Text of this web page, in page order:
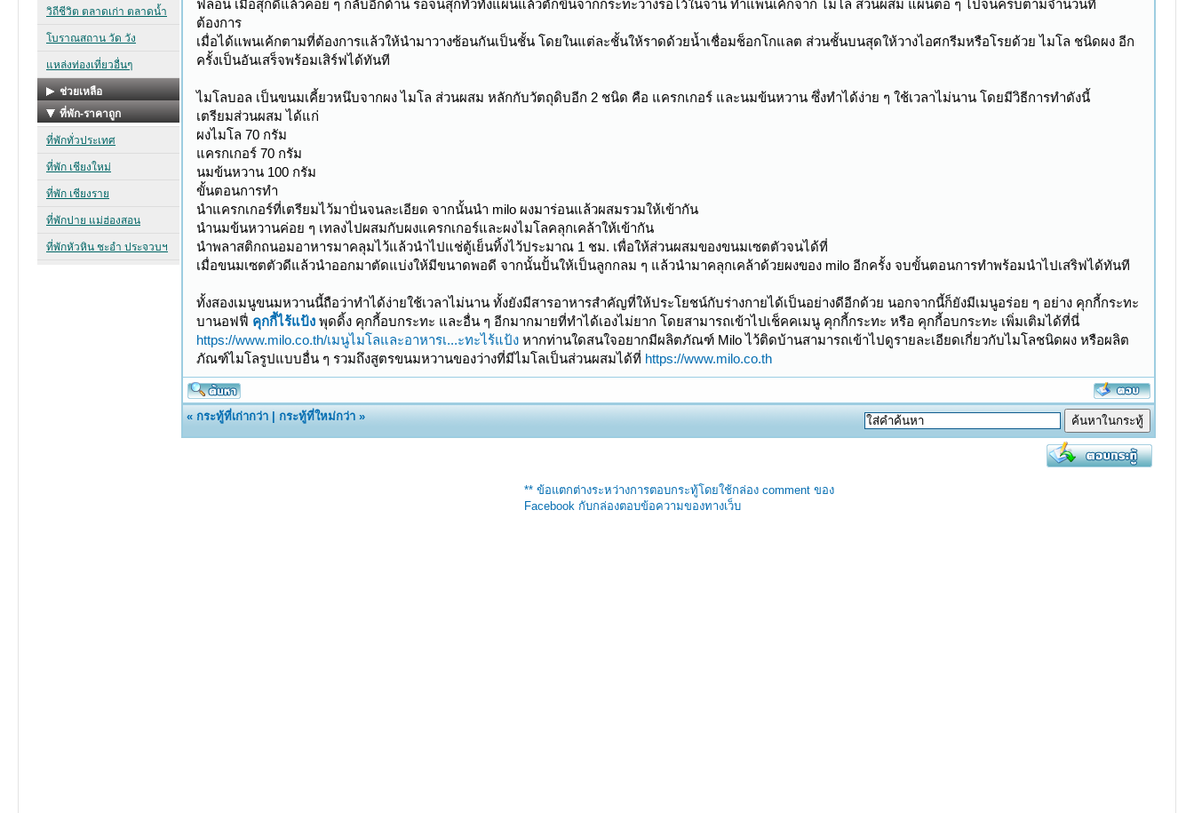
ฟล่อน เมื่อสุกดีแล้วค่อย ๆ กลับอีกด้าน รอจนสุกทั่วทั้งแผ่นแล้วตักขึ้นจากกระทะวางรอไว้ในจาน ทำแพนเค้กจาก ไมโล ส่วนผสม แผ่นต่อ ๆ ไปจนครบตามจำนวนที่
ต้องการ
เมื่อได้แพนเค้กตามที่ต้องการแล้วให้นำมาวางซ้อนกันเป็นชั้น โดยในแต่ละชั้นให้ราดด้วยน้ำเชื่อมช็อกโกแลต ส่วนชั้นบนสุดให้วางไอศกรีมหรือโรยด้วย ไมโล ชนิดผง อีก
ครั้งเป็นอันเสร็จพร้อมเสิร์ฟได้ทันที
ไมโลบอล เป็นขนมเคี้ยวหนึบจากผง ไมโล ส่วนผสม หลักกับวัตถุดิบอีก 2 ชนิด คือ แครกเกอร์ และนมข้นหวาน ซึ่งทำได้ง่าย ๆ ใช้เวลาไม่นาน โดยมีวิธีการทำดังนี้
เตรียมส่วนผสม ได้แก่
ผงไมโล 70 กรัม
แครกเกอร์ 70 กรัม
นมข้นหวาน 100 กรัม
ขั้นตอนการทำ
นำแครกเกอร์ที่เตรียมไว้มาปั่นจนละเอียด จากนั้นนำ milo ผงมาร่อนแล้วผสมรวมให้เข้ากัน
นำนมข้นหวานค่อย ๆ เทลงไปผสมกับผงแครกเกอร์และผงไมโลคลุกเคล้าให้เข้ากัน
นำพลาสติกถนอมอาหารมาคลุมไว้แล้วนำไปแช่ตู้เย็นทิ้งไว้ประมาณ 1 ชม. เพื่อให้ส่วนผสมของขนมเซตตัวจนได้ที่
เมื่อขนมเซตตัวดีแล้วนำออกมาตัดแบ่งให้มีขนาดพอดี จากนั้นปั้นให้เป็นลูกกลม ๆ แล้วนำมาคลุกเคล้าด้วยผงของ milo อีกครั้ง จบขั้นตอนการทำพร้อมนำไปเสริฟได้ทันที
ทั้งสองเมนูขนมหวานนี้ถือว่าทำได้ง่ายใช้เวลาไม่นาน ทั้งยังมีสารอาหารสำคัญที่ให้ประโยชน์กับร่างกายได้เป็นอย่างดีอีกด้วย นอกจากนี้ก็ยังมีเมนูอร่อย ๆ อย่าง คุกกี้กระทะ
บานอฟฟี่ คุกกี้ไร้แป้ง พุดดิ้ง คุกกี้อบกระทะ และอื่น ๆ อีกมากมายที่ทำได้เองไม่ยาก โดยสามารถเข้าไปเช็คคเมนู คุกกี้กระทะ หรือ คุกกี้อบกระทะ เพิ่มเติมได้ที่นี่
https://www.milo.co.th/เมนูไมโลและอาหารเ...ะทะไร้แป้ง หากท่านใดสนใจอยากมีผลิตภัณฑ์ Milo ไว้ติดบ้านสามารถเข้าไปดูรายละเอียดเกี่ยวกับไมโลชนิดผง หรือผลิต
ภัณฑ์ไมโลรูปแบบอื่น ๆ รวมถึงสูตรขนมหวานของว่างที่มีไมโลเป็นส่วนผสมได้ที่ https://www.milo.co.th
«กระทู้ที่เก่ากว่า |กระทู้ที่ใหม่กว่า »
** ข้อแตกต่างระหว่างการตอบกระทู้โดยใช้กล่อง comment ของ
Facebook กับกล่องตอบข้อความของทางเว็บ